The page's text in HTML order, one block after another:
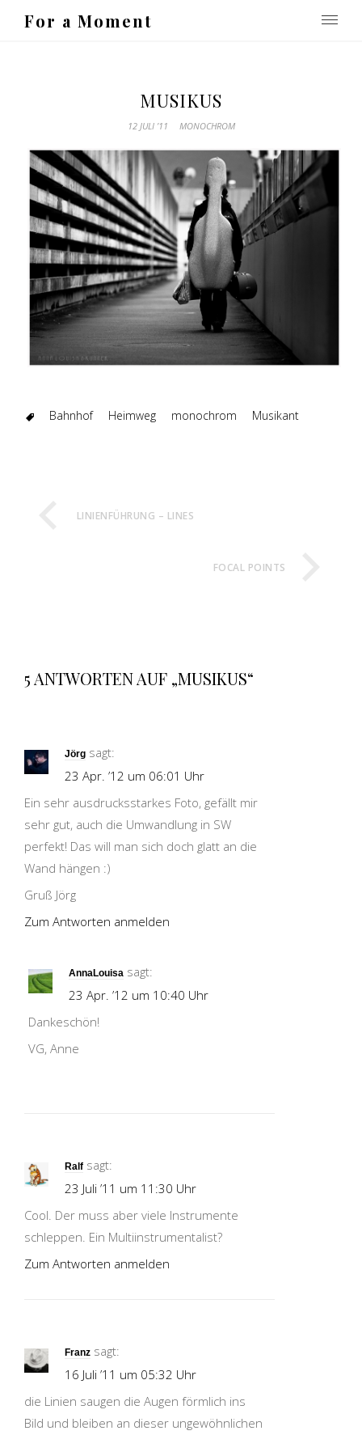
For a Moment
MUSIKUS
12 JULI ’11 MONOCHROM
Bahnhof Heimweg monochrom Musikant
LINIENFÜHRUNG – LINES
FOCAL POINTS
5 ANTWORTEN AUF „MUSIKUS“
Jörg sagt:
23 Apr. ’12 um 06:01 Uhr
Ein sehr ausdrucksstarkes Foto, gefällt mir
sehr gut, auch die Umwandlung in SW
perfekt! Das will man sich doch glatt an die
Wand hängen :)
Gruß Jörg
Zum Antworten anmelden
AnnaLouisa sagt:
23 Apr. ’12 um 10:40 Uhr
Dankeschön!
VG, Anne
Ralf sagt:
23 Juli ’11 um 11:30 Uhr
Cool. Der muss aber viele Instrumente
schleppen. Ein Multiinstrumentalist?
Zum Antworten anmelden
Franz sagt:
16 Juli ’11 um 05:32 Uhr
die Linien saugen die Augen förmlich ins
Bild und bleiben an dieser ungewöhnlichen